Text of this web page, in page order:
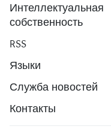
Интеллектуальная
собственность
RSS
Языки
Служба новостей
Контакты